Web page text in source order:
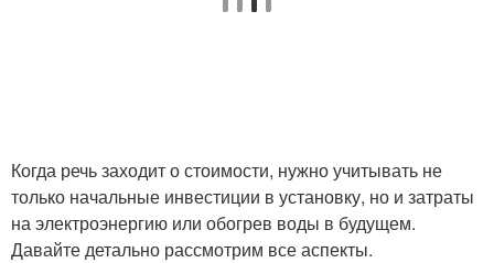
Когда речь заходит о стоимости, нужно учитывать не
только начальные инвестиции в установку, но и затраты
на электроэнергию или обогрев воды в будущем.
Давайте детально рассмотрим все аспекты.